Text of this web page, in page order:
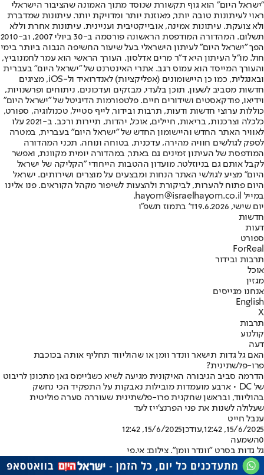
"ישראל היום" הוא גוף תקשורת שנוסד מתוך האמונה שהציבור הישראלי
ראוי לעיתונות טובה יותר, מאוזנת יותר ומדויקת יותר. עיתונות שמדברת
ולא צועקת. עיתונות אמינה, אובייקטיבית ועניינית. עיתונות אחרת וללא
תשלום. המהדורה המודפסת הראשונה פורסמה ב-30 ביולי 2007, וב-2010
הפך "ישראל היום" לעיתון הישראלי בעל שיעור החשיפה הגבוה ביותר בימי
חול. מו"ל העיתון היא ד"ר מרים אדלסון. העורך הראשי הוא עמר לחמנוביץ,
והעורך המייסד הוא עמוס רגב. אתרי האינטרנט של "ישראל היום" בעברית
ובאנגלית, כמו כן היישומונים (אפליקציות) לאנדרואיד ול-iOS, מציגים
חדשות מסביב לשעון, תוכן בלעדי, מבזקים ועדכונים, ניתוחים ופרשנויות,
וידיאו, פודקאסטים ושידורים חיים. פלטפורמות הדיגיטל של "ישראל היום"
כוללות ערוצי חדשות ודעות, תרבות ובידור, לייף סטייל, טכנולוגיה, ספורט,
כלכלה וצרכנות, בריאות, חיילים, אוכל, יהדות, תיירות ורכב. ב-2021 עלו
לאוויר האתר החדש והיישומון החדש של "ישראל היום" בעברית, במטרה
לספק לגולשים חוויה מהירה, עדכנית, בטוחה ונוחה. תכני המהדורה
המודפסת של העיתון זמינים גם באתר, במהדורה יומית מקוונת, ואפשר
לקבל אותם גם בניוזלטר. מועדון ההטבות הייחודי "הקליקה של ישראל
היום" מציע לגולשי האתר הנחות ומבצעים על מוצרים ושירותים. ישראל
היום פתוח להערות, לביקורת ולהצעות לשיפור מקהל הקוראים. פנו אלינו
במייל hayom@israelhayom.co.il.
יום שישי, 19.6.2026
ד' בתמוז תשפ"ו
חדשות
דעות
ספורט
ForReal
תרבות ובידור
אוכל
מגזין
אנחנו מגייסים
English
X
תרבות
קולנוע
דעה
האם גל גדות תישאר וונדר וומן או שהוליווד תחליף אותה בכוכבת
פרו-פלשתינית?
הדרמה סביב הגיבורה האיקונית מגיעה לשיא כשג'יימס גאן מתכונן לריבוט
של DC • ארבע מועמדות מובילות נאבקות על התפקיד הכי נחשק
בהוליווד, ובראשן שחקנית פרו-פלשתינית שעוררה סערה פוליטית
שעלולה לשנות את פני הפרנצ'ייז לעד
ענבל חייט
15/6/2025, 12:42
,עודכן15/6/2025, 12:42
0השמעה
גל גדות בסרט "וונדר וומן". צילום: אי.פי